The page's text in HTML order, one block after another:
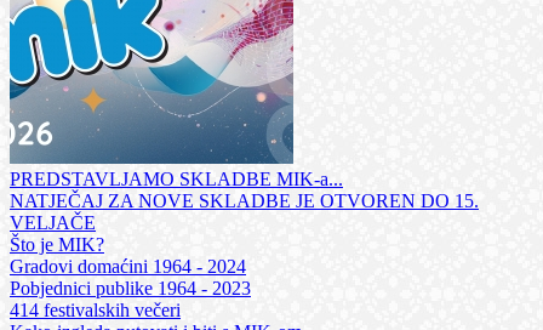
PREDSTAVLJAMO SKLADBE MIK-a...
NATJEČAJ ZA NOVE SKLADBE JE OTVOREN DO 15.
VELJAČE
Što je MIK?
Gradovi domaćini 1964 - 2024
Pobjednici publike 1964 - 2023
414 festivalskih večeri